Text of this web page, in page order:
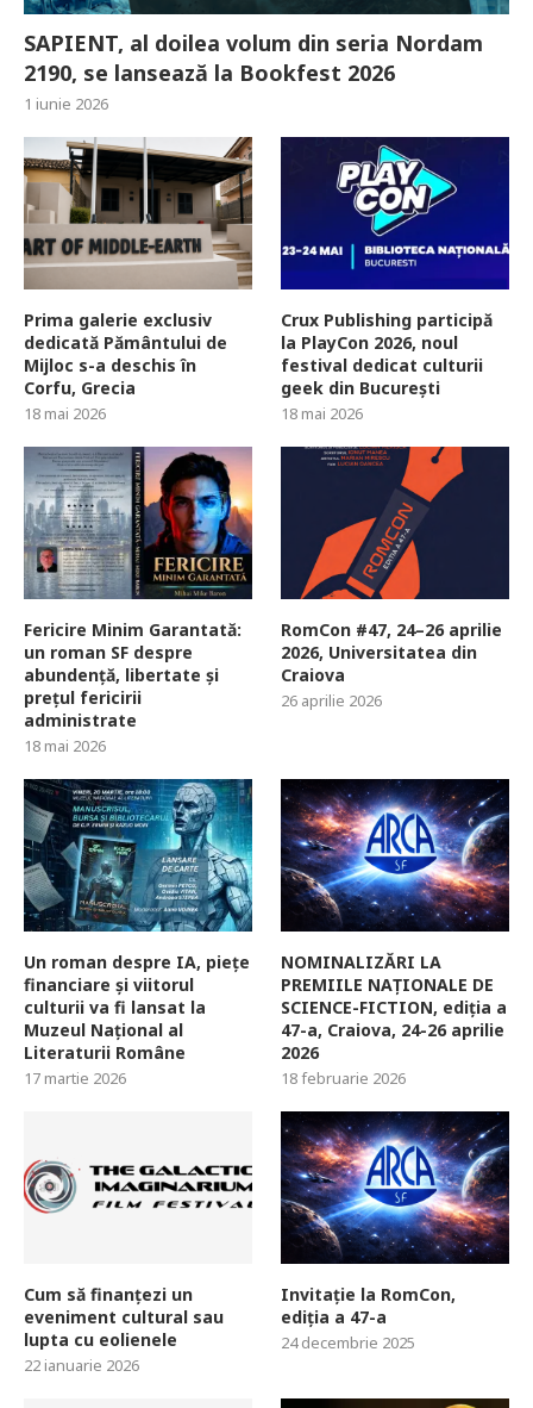
SAPIENT, al doilea volum din seria Nordam
2190, se lansează la Bookfest 2026
1 iunie 2026
Prima galerie exclusiv
dedicată Pământului de
Mijloc s-a deschis în
Corfu, Grecia
18 mai 2026
Crux Publishing participă
la PlayCon 2026, noul
festival dedicat culturii
geek din București
18 mai 2026
Fericire Minim Garantată:
un roman SF despre
abundență, libertate și
prețul fericirii
administrate
18 mai 2026
RomCon #47, 24–26 aprilie
2026, Universitatea din
Craiova
26 aprilie 2026
Un roman despre IA, piețe
financiare și viitorul
culturii va fi lansat la
Muzeul Național al
Literaturii Române
17 martie 2026
NOMINALIZĂRI LA
PREMIILE NAȚIONALE DE
SCIENCE-FICTION, ediția a
47-a, Craiova, 24-26 aprilie
2026
18 februarie 2026
Cum să finanțezi un
eveniment cultural sau
lupta cu eolienele
22 ianuarie 2026
Invitație la RomCon,
ediția a 47-a
24 decembrie 2025